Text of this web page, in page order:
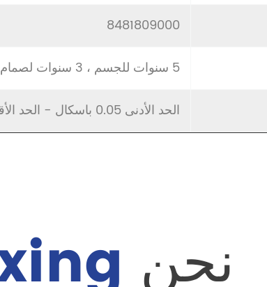
8481809000
5 سنوات للجسم ، 3 سنوات لصمام السيراميك
الحد الأدنى 0.05 باسكال - الحد الأقصى 1.2 ميجا باسكال
نحن